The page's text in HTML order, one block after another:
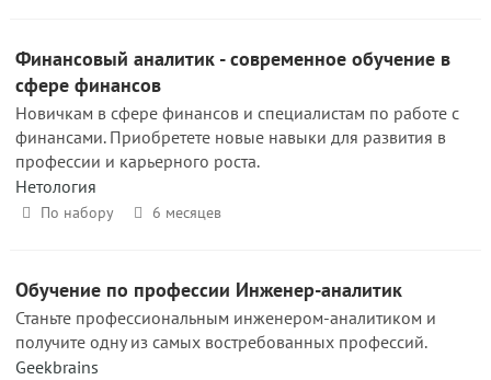
Финансовый аналитик - современное обучение в
сфере финансов
Новичкам в сфере финансов и специалистам по работе с
финансами. Приобретете новые навыки для развития в
профессии и карьерного роста.
Нетология
По набору 6 месяцев
Обучение по профессии Инженер-аналитик
Станьте профессиональным инженером-аналитиком и
получите одну из самых востребованных профессий.
Geekbrains